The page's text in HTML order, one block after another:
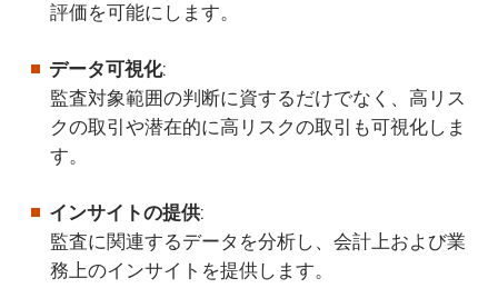
評価を可能にします。
データ可視化:
監査対象範囲の判断に資するだけでなく、高リス
クの取引や潜在的に高リスクの取引も可視化しま
す。
インサイトの提供:
監査に関連するデータを分析し、会計上および業
務上のインサイトを提供します。